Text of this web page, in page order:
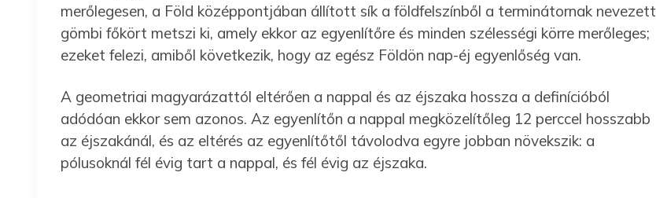
merőlegesen, a Föld középpontjában állított sík a földfelszínből a terminátornak nevezett
gömbi főkört metszi ki, amely ekkor az egyenlítőre és minden szélességi körre merőleges;
ezeket felezi, amiből következik, hogy az egész Földön nap-éj egyenlőség van.
A geometriai magyarázattól eltérően a nappal és az éjszaka hossza a definícióból
adódóan ekkor sem azonos. Az egyenlítőn a nappal megközelítőleg 12 perccel hosszabb
az éjszakánál, és az eltérés az egyenlítőtől távolodva egyre jobban növekszik: a
pólusoknál fél évig tart a nappal, és fél évig az éjszaka.